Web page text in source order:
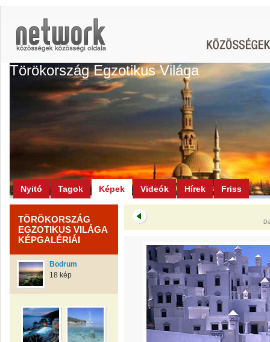
Törökország Egzotikus Világa
Nyitó Tagok Képek Videók Hírek Friss
TÖRÖKORSZÁG
EGZOTIKUS VILÁGA
KÉPGALÉRIÁI
Bodrum
18 kép